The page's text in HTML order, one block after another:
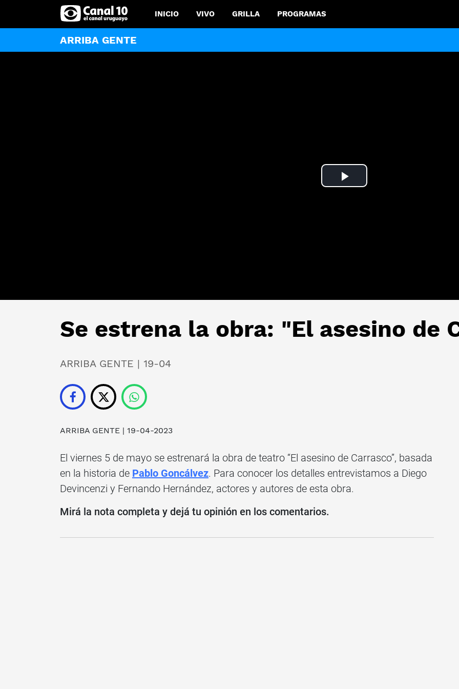
INICIO VIVO GRILLA PROGRAMAS
ARRIBA GENTE
Play
Se estrena la obra: "El asesino de
ARRIBA GENTE | 19-04
ARRIBA GENTE | 19-04-2023
El viernes 5 de mayo se estrenará la obra de teatro “El asesino de Carrasco”, basada
en la historia de Pablo Goncálvez. Para conocer los detalles entrevistamos a Diego
Devincenzi y Fernando Hernández, actores y autores de esta obra.
Mirá la nota completa y dejá tu opinión en los comentarios.